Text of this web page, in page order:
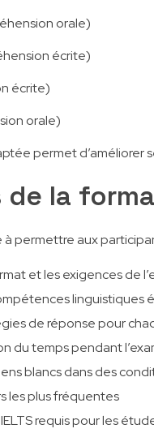
orale)
écrite)
écrite)
orale)
permet d’améliorer
la
permettre aux
et les exigences de
linguistiques
de réponse pour
du temps pendant
blancs dans des
les plus fréquentes
requis pour les